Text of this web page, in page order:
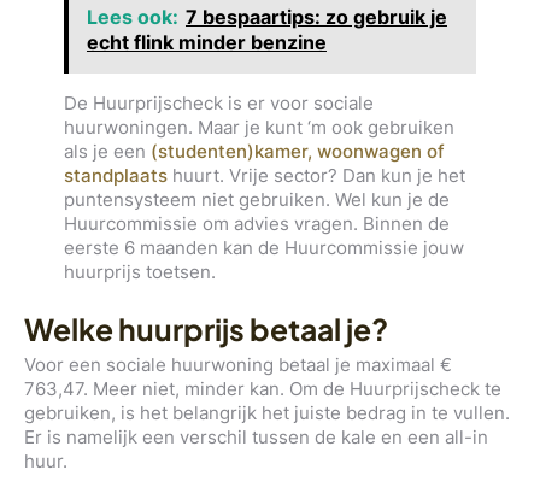
Lees ook: 7 bespaartips: zo gebruik je
echt flink minder benzine
De Huurprijscheck is er voor sociale
huurwoningen. Maar je kunt ‘m ook gebruiken
als je een (studenten)kamer, woonwagen of
standplaatshuurt. Vrije sector? Dan kun je het
puntensysteem niet gebruiken. Wel kun je de
Huurcommissie om advies vragen. Binnen de
eerste 6 maanden kan de Huurcommissie jouw
huurprijs toetsen.
Welke huurprijs betaal je?
Voor een sociale huurwoning betaal je maximaal €
763,47. Meer niet, minder kan. Om de Huurprijscheck te
gebruiken, is het belangrijk het juiste bedrag in te vullen.
Er is namelijk een verschil tussen de kale en een all-in
huur.